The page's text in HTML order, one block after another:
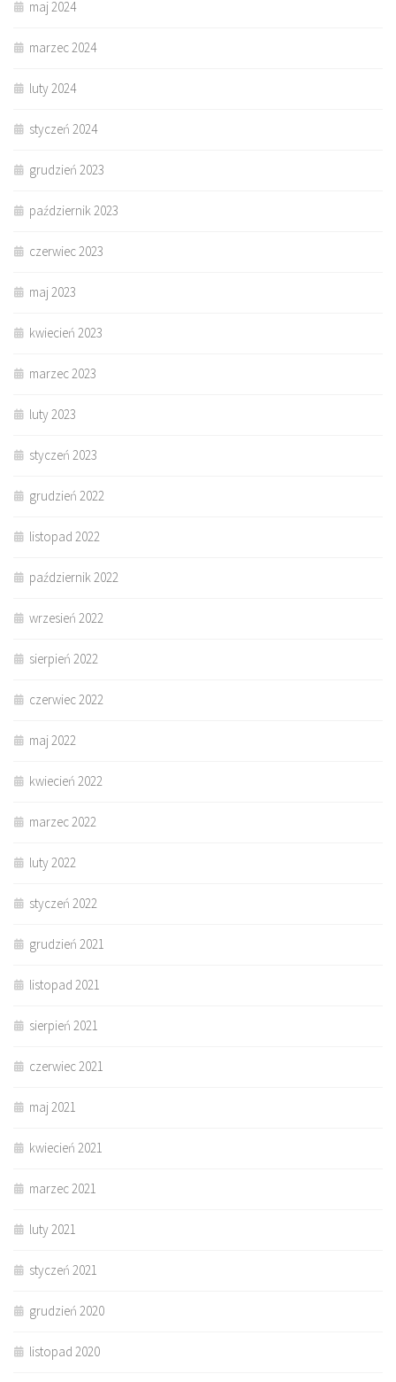
maj 2024
marzec 2024
luty 2024
styczeń 2024
grudzień 2023
październik 2023
czerwiec 2023
maj 2023
kwiecień 2023
marzec 2023
luty 2023
styczeń 2023
grudzień 2022
listopad 2022
październik 2022
wrzesień 2022
sierpień 2022
czerwiec 2022
maj 2022
kwiecień 2022
marzec 2022
luty 2022
styczeń 2022
grudzień 2021
listopad 2021
sierpień 2021
czerwiec 2021
maj 2021
kwiecień 2021
marzec 2021
luty 2021
styczeń 2021
grudzień 2020
listopad 2020